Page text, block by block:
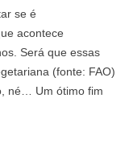
se é
acontece
Será que essas
(fonte: FAO)
né… Um ótimo fim